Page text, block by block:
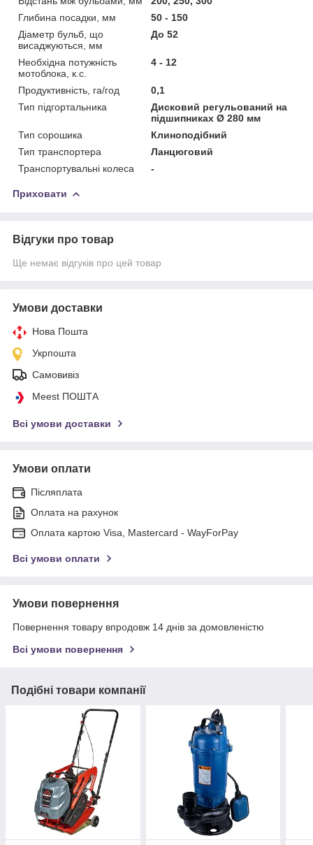
Глибина посадки, мм
50 - 150
Діаметр бульб, що
висаджуються, мм
До 52
Необхідна потужність
мотоблока, к.с.
4 - 12
Продуктивність, га/год
0,1
Тип підгортальника
Дисковий регульований на
підшипниках Ø 280 мм
Тип сорошика
Клиноподібний
Тип транспортера
Ланцюговий
Транспортувальні колеса
-
Приховати
Відгуки про товар
Ще немає відгуків про цей товар
Умови доставки
Нова Пошта
Укрпошта
Самовивіз
Meest ПОШТА
Всі умови доставки
Умови оплати
Післяплата
Оплата на рахунок
Оплата картою Visa, Mastercard - WayForPay
Всі умови оплати
Умови повернення
Повернення товару впродовж 14 днів за домовленістю
Всі умови повернення
Подібні товари компанії